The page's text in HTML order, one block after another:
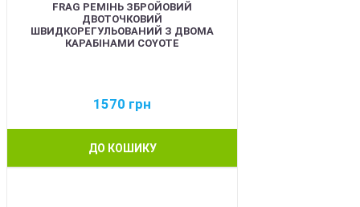
FRAG РЕМІНЬ ЗБРОЙОВИЙ
ДВОТОЧКОВИЙ
ШВИДКОРЕГУЛЬОВАНИЙ З ДВОМА
КАРАБІНАМИ COYOTE
1570 грн
ДО КОШИКУ